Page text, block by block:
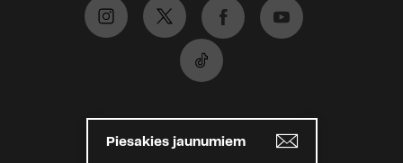
Piesakies jaunumiem